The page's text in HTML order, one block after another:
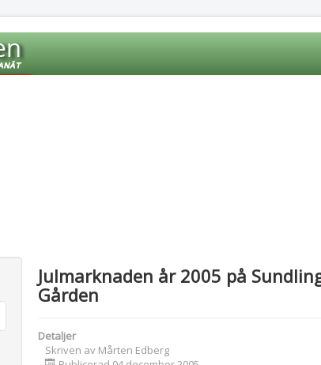
Julmarknaden år 2005 på
Gården
Detaljer
Skriven av Mårten Edberg